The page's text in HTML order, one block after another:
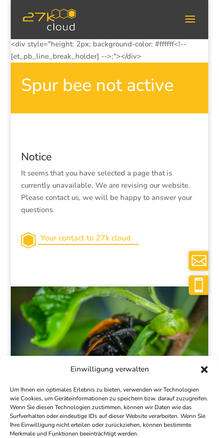
Einwilligung verwalten
Um Ihnen ein optimales Erlebnis zu bieten, verwenden wir Technologien
wie Cookies, um Geräteinformationen zu speichern bzw. darauf zuzugreifen.
Wenn Sie diesen Technologien zustimmen, können wir Daten wie das
Surfverhalten oder eindeutige IDs auf dieser Website verarbeiten. Wenn Sie
Ihre Einwilligung nicht erteilen oder zurückziehen, können bestimmte
Merkmale und Funktionen beeinträchtigt werden.
<div style="height: 2px; background-color: #ffffff<!--
[et_pb_line_break_holder] -->;"></div>
Spur bee not active
Notice
It seems that you have selected a page that is
currently unavailable. We are revising our website.
Please contact us, we will be happy to answer your
questions.
Your contact to 27k cloud